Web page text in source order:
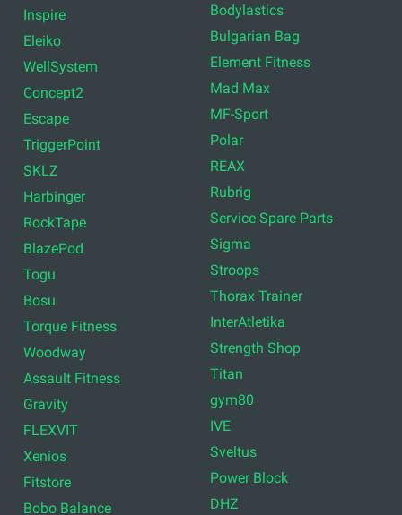
Inspire
Eleiko
WellSystem
Concept2
Escape
TriggerPoint
SKLZ
Harbinger
RockTape
BlazePod
Togu
Bosu
Torque Fitness
Woodway
Assault Fitness
Gravity
FLEXVIT
Xenios
Fitstore
Bobo Balance
Bodylastics
Bulgarian Bag
Element Fitness
Mad Max
MF-Sport
Polar
REAX
Rubrig
Service Spare Parts
Sigma
Stroops
Thorax Trainer
InterAtletika
Strength Shop
Titan
gym80
IVE
Sveltus
Power Block
DHZ